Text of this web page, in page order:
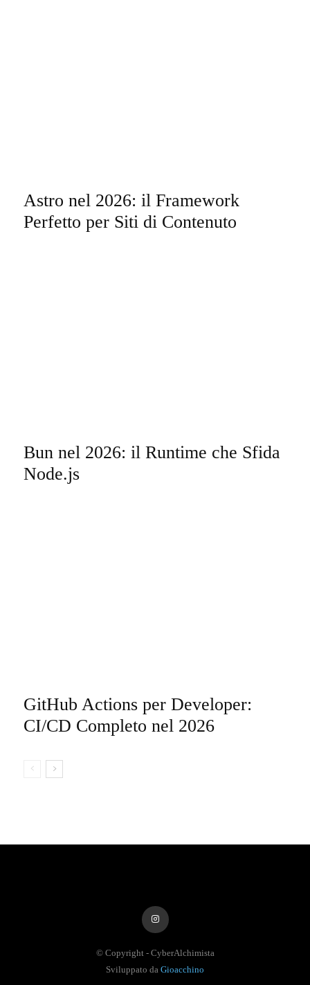
Astro nel 2026: il Framework
Perfetto per Siti di Contenuto
Bun nel 2026: il Runtime che Sfida
Node.js
GitHub Actions per Developer:
CI/CD Completo nel 2026
© Copyright - CyberAlchimista
Sviluppato da Gioacchino